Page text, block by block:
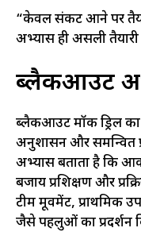
“केवल संकट आने पर तैयार
अभ्यास ही असली तैयारी
ब्लैकआउट
ब्लैकआउट मॉक ड्रिल का
अनुशासन और समन्वित
अभ्यास बताता है कि
बजाय प्रशिक्षण और
टीम मूवमेंट, प्राथमिक
जैसे पहलुओं का प्रदर्शन